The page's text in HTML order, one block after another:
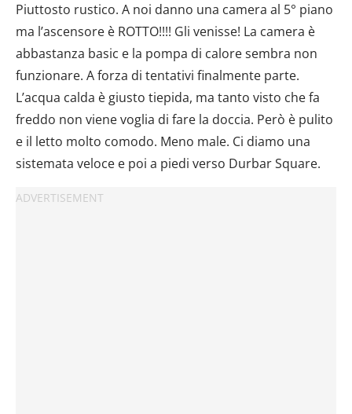
Piuttosto rustico. A noi danno una camera al 5° piano
ma l’ascensore è ROTTO!!!! Gli venisse! La camera è
abbastanza basic e la pompa di calore sembra non
funzionare. A forza di tentativi finalmente parte.
L’acqua calda è giusto tiepida, ma tanto visto che fa
freddo non viene voglia di fare la doccia. Però è pulito
e il letto molto comodo. Meno male. Ci diamo una
sistemata veloce e poi a piedi verso Durbar Square.